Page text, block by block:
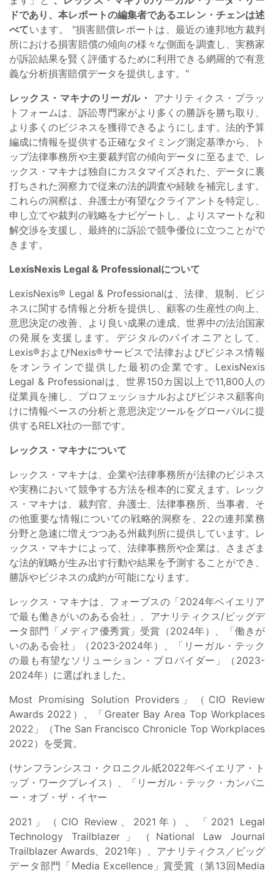
ドであり、本レポートの編集者であるエレン・チェンは述
べています。 "損害賠償レポートは、最近の連邦地方裁判
所における損害賠償の傾向の様々な側面を調査し、実務家
が訴訟結果を賢く評価するために利用できる網羅的で有意
義な分析損害賠償データを提供します。"
レックス・マキナのリーガル・
アナリティクス・プラッ
トフォームは、訴訟専門家がより多くの勝訴を勝ち取り、
より多くのビジネスを獲得できるようにします。法的予算
編成に情報を提供する正確なタイミング測定基準から、ト
ップ法律事務所や主要裁判官の傾向データに至るまで、レ
ックス・マキナは独自にカスタマイズされた、データに裏
打ちされた洞察力で従来の法的調査や経験を補完します。
これらの洞察は、弁護士が有望なクライアントを特定し、
申し立てや裁判の戦略をナビゲートし、よりスマートな和
解交渉を支援し、最終的に訴訟で競争優位に立つことがで
きます。
LexisNexis Legal & Professionalについて
LexisNexis® Legal & Professionalは、法律、規制、ビジ
ネスに関する情報と分析を提供し、顧客の生産性の向上、
意思決定の改善、より良い成果の達成、世界中の法治国家
の発展を支援します。デジタルのパイオニアとして、
Lexis®およびNexis®サービスで法律およびビジネス情報
をオンラインで提供した最初の企業です。LexisNexis
Legal & Professionalは、世界150カ国以上で11,800人の
従業員を擁し、プロフェッショナルおよびビジネス顧客向
けに情報ベースの分析と意思決定ツールをグローバルに提
供するRELX社の一部です。
レックス・マキナについて
レックス・マキナは、企業や法律事務所が法律のビジネス
や実務において競争する方法を根本的に変えます。レック
ス・マキナは、裁判官、弁護士、法律事務所、当事者、そ
の他重要な情報についての戦略的洞察を、22の連邦業務
分野と急速に増えつつある州裁判所に提供しています。レ
ックス・マキナによって、法律事務所や企業は、さまざま
な法的戦略が生み出す行動や結果を予測することができ、
勝訴やビジネスの成約が可能になります。
レックス・マキナは、フォーブスの「2024年ベイエリア
で最も働きがいのある会社」、アナリティクス/ビッグデ
ータ部門「メディア優秀賞」受賞（2024年）、「働きが
いのある会社」（2023-2024年）、「リーガル・テック
の最も有望なソリューション・プロバイダー」（2023-
2024年）に選ばれました。
Most Promising Solution Providers」（CIO Review
Awards 2022）、「Greater Bay Area Top Workplaces
2022」（The San Francisco Chronicle Top Workplaces
2022）を受賞。
(サンフランシスコ・クロニクル紙2022年ベイエリア・ト
ップ・ワークプレイス）、「リーガル・テック・カンパニ
ー・オブ・ザ・イヤー
2021」（CIO Review、2021年）、「2021 Legal
Technology Trailblazer」（National Law Journal
Trailblazer Awards、2021年）、アナリティクス／ビッグ
データ部門「Media Excellence」賞受賞（第13回Media